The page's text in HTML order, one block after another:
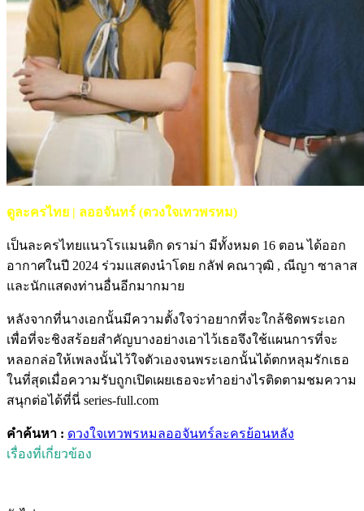
ดูละครไทย | ลออจันทร์ (ดวงใจเทวพรหม)
เป็นละครไทยแนวโรแมนติก ดราม่า มีทั้งหมด 16 ตอน ได้ออก
อากาศในปี 2024 ร่วมแสดงนำโดย กลัฟ คณาวุฒิ , ณีญา ซาลาส
และนักแสดงท่านอื่นอีกมากมาย
หลังจากที่นางเอกนั้นมีความตั้งใจว่าอยากที่จะใกล้ชิดพระเอก
เพื่อที่จะชิงสร้อยสำคัญบางอย่างเอาไว้เธอจึงใช้แผนการที่จะ
หลอกล่อให้เพลงนั้นไว้ใจตัวเองจนพระเอกนั้นได้ตกหลุมรักเธอ
ในที่สุดเมื่อความรับถูกเปิดเผยเธอจะทำอย่างไรติดตามชมความ
สนุกต่อได้ที่นี่ series-full.com
คำค้นหา : ดวงใจเทวพรหมลออจันทร์ละครย้อนหลัง
เรื่องที่เกี่ยวข้อง